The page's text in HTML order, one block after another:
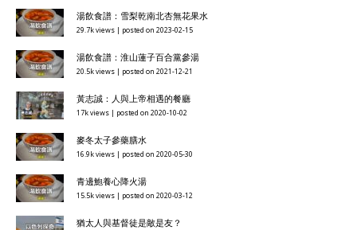
湯飲食譜：雪梨乾南北杏無花果水
29.7k views posted on 2023-02-15
湯飲食譜：淮山蓮子百合黨參湯
20.5k views posted on 2021-12-21
黃志誠：人與上帝相遇的餐廳
17k views posted on 2020-10-02
麥冬太子參藥膳水
16.9k views posted on 2020-05-30
青邊鮑養心降火湯
15.5k views posted on 2020-03-12
猶太人與基督徒是敵是友？